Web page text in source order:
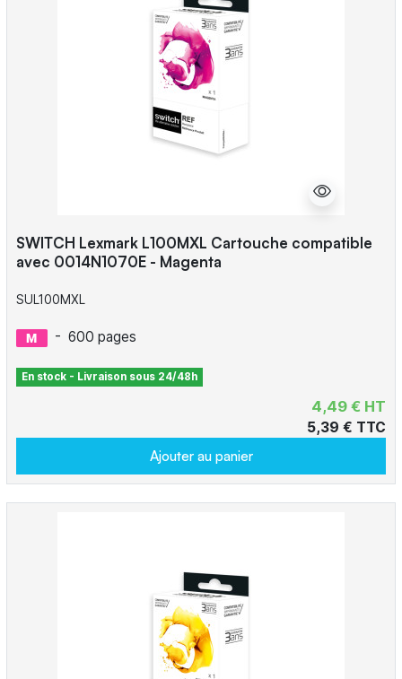
SWITCH Lexmark L100MXL Cartouche compatible
avec 0014N1070E - Magenta
SUL100MXL
- 600 pages
En stock - Livraison sous 24/48h
4,49 € HT
5,39 € TTC
Ajouter au panier